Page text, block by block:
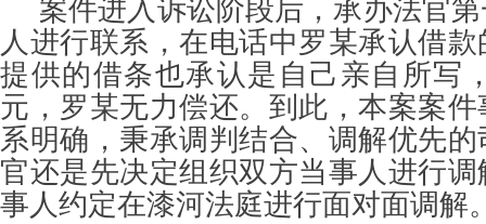
人进行联系，在电话中罗某承认借
提供的借条也承认是自己亲自所写
元，罗某无力偿还。到此，本案案
系明确，秉承调判结合、调解优先
官还是先决定组织双方当事人进行
事人约定在漆河法庭进行面对面调解